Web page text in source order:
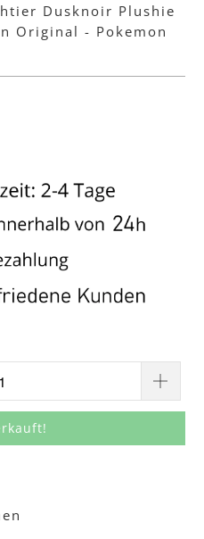
Dusknoir Plushie
Original - Pokemon